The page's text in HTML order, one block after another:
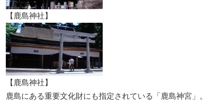
【鹿島神社】
【鹿島神社】
鹿島にある重要文化財にも指定されている「鹿島神宮」。